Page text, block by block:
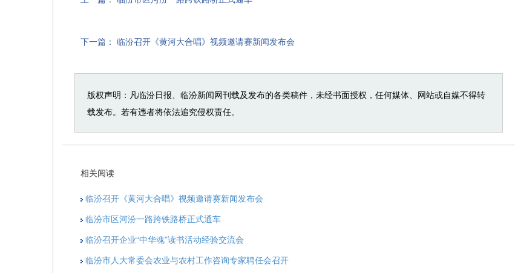
下一篇： 临汾召开《黄河大合唱》视频邀请赛新闻发布会
版权声明：凡临汾日报、临汾新闻网刊载及发布的各类稿件，未经书面授权，任何媒体、网站或自媒不得转
载发布。若有违者将依法追究侵权责任。
相关阅读
临汾召开《黄河大合唱》视频邀请赛新闻发布会
临汾市区河汾一路跨铁路桥正式通车
临汾召开企业“中华魂”读书活动经验交流会
临汾市人大常委会农业与农村工作咨询专家聘任会召开